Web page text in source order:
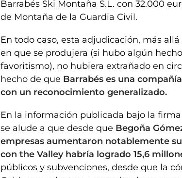
Barrabés Ski Montaña S.L. con 32.000
de Montaña de la Guardia Civil.
En todo caso, esta adjudicación, más
en que se produjera (si hubo algún
favoritismo), no hubiera extrañado en
hecho de que Barrabés es una
con un reconocimiento generalizado.
En la información publicada bajo la
se alude a que desde que Begoña
empresas aumentaron notablemente
con the Valley habría logrado 15,6
públicos y subvenciones, desde que la